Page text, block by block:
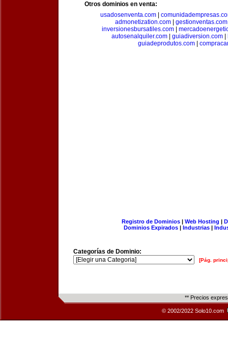
Otros dominios en venta:
usadosenventa.com|
admonetization.com| gestionventas.com
inversionesbursatiles.com|
autosenalquiler.com| guiadiversion.com|
guiadeprodutos.com|
Registro de Dominios| Web Hosting |
Dominios Expirados | Industrias |
Categorías de Dominio:
[Pág.
** Precios
© 2002/2022 Solo10.com